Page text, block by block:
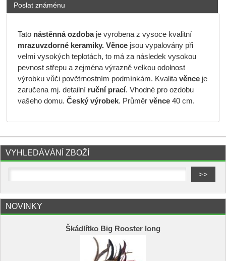
Poslat známénu
Tato nástěnná ozdoba je vyrobena z vysoce kvalitní
mrazuvzdorné keramiky. Věncejsou vypalovány při
velmi vysokých teplotách, to má za následek vysokou
pevnost střepu a zejména výrazně velkou odolnost
výrobku vůči povětrnostním podmínkám. Kvalitavěnceje
zaručena mj. detailní ruční prací. Vhodné pro ozdobu
vašeho domu. Český výrobek. Průměrvěnce40 cm.
VYHLEDÁVÁNÍ ZBOŽÍ
NOVINKY
Škádlítko Big Rooster long